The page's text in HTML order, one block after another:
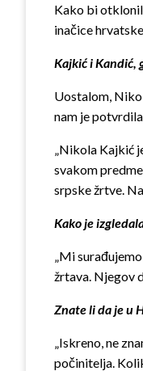
Kako bi
inačice
Kajkić i Kandić,
Uostalom,
nam je
„Nikola Kajkić
svakom
srpske žrtve.
Kako je
„Mi
žrtava. Njegov
Znate li da je u
„Iskreno, ne
počinitelja.